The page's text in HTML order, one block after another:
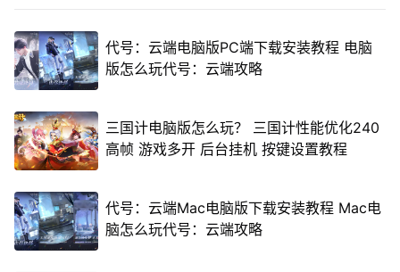
代号：云端电脑版PC端下载安装教程 电脑
版怎么玩代号：云端攻略
三国计电脑版怎么玩？ 三国计性能优化240
高帧 游戏多开 后台挂机 按键设置教程
代号：云端Mac电脑版下载安装教程 Mac电
脑怎么玩代号：云端攻略